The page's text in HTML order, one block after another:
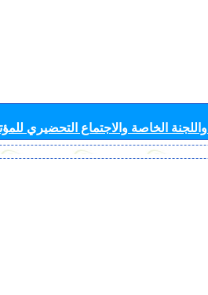
الخاصة والاجتماع التحضيري